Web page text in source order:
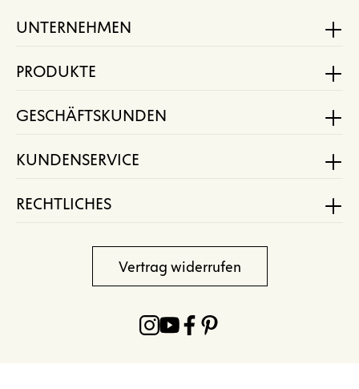
UNTERNEHMEN
PRODUKTE
GESCHÄFTSKUNDEN
KUNDENSERVICE
RECHTLICHES
Vertrag widerrufen